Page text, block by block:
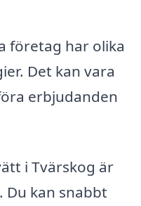
företag har olika
Det kan vara
erbjudanden
i Tvärskog är
kan snabbt